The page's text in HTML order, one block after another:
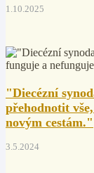
1.10.2025
"Diecézní
přehodnotit
novým cestám."
3.5.2024